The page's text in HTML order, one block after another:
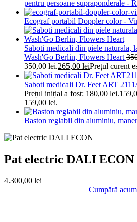
pentru persoane supraponderale -
Ecograf portabil Doppler color -
Saboti medicali din piele naturala,
Wash'Go Berlin, Flowers Heart
350,00 lei.265,00 leiPrețul curent
Saboti medicali Dr. Feet ART
Prețul inițial a fost: 180,00 lei.
159,00 lei.
Baston reglabil din aluminiu,
Pat electric DALI ECON
4.300,00 lei
Cumpără acum